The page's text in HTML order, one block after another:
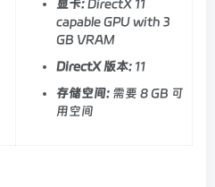
显卡:DirectX 11
capable GPU with 3
GB VRAM
DirectX 版本: 11
存储空间: 需要 8 GB 可
用空间